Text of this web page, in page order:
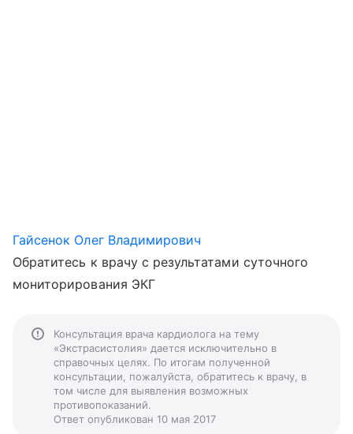
Гайсенок Олег Владимирович
Обратитесь к врачу с результатами суточного
мониторирования ЭКГ
Консультация врача кардиолога на тему
«Экстрасистолия» дается исключительно в
справочных целях. По итогам полученной
консультации, пожалуйста, обратитесь к врачу, в
том числе для выявления возможных
противопоказаний.
Ответ опубликован 10 мая 2017